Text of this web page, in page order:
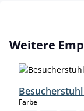
Produktgalerie
Weitere
Farbeauswählen